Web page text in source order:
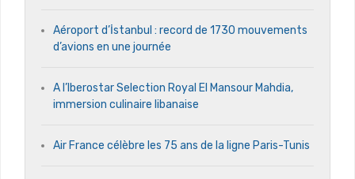
Aéroport d’İstanbul : record de 1730 mouvements
d’avions en une journée
A l’Iberostar Selection Royal El Mansour Mahdia,
immersion culinaire libanaise
Air France célèbre les 75 ans de la ligne Paris-Tunis